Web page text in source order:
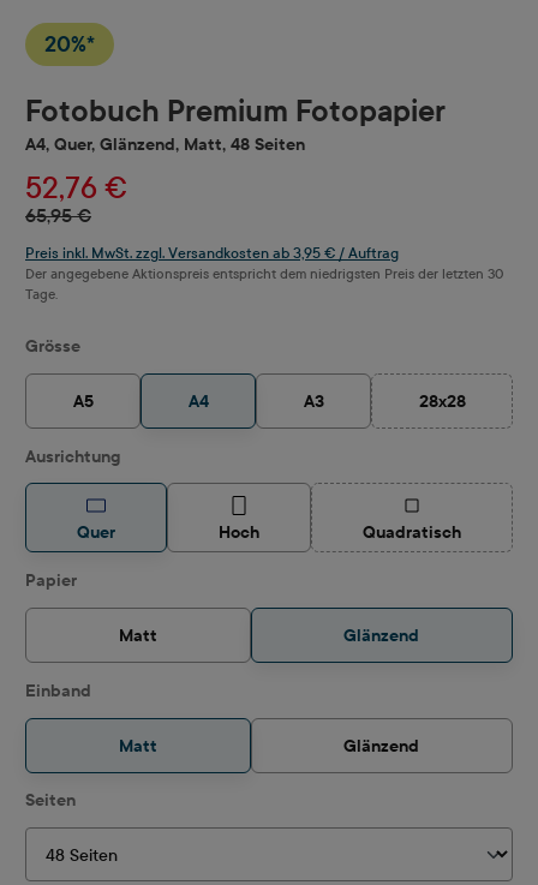
20%*
Fotobuch Premium Fotopapier
A4, Quer, Glänzend, Matt, 48 Seiten
52,76 €
65,95 €
Preis inkl. MwSt. zzgl. Versandkosten ab 3,95 € / Auftrag
Der angegebene Aktionspreis entspricht dem niedrigsten Preis der letzten 30
Tage.
Grösseauswählen
A5 A4 A3 28x28
(Diese
Ausrichtungauswählen
Quer Hoch Quadratisch(Diese Option ist
Papierauswählen
Matt Glänzend
Einband
Matt Glänzend
Seitenauswählen